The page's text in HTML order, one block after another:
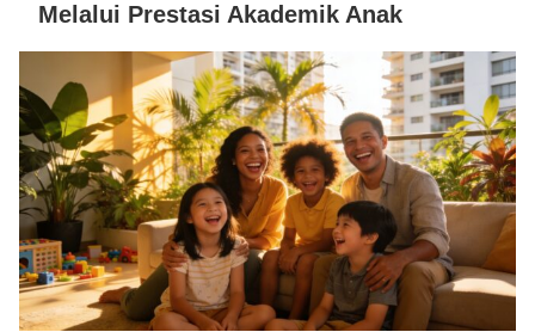
Melalui Prestasi Akademik Anak